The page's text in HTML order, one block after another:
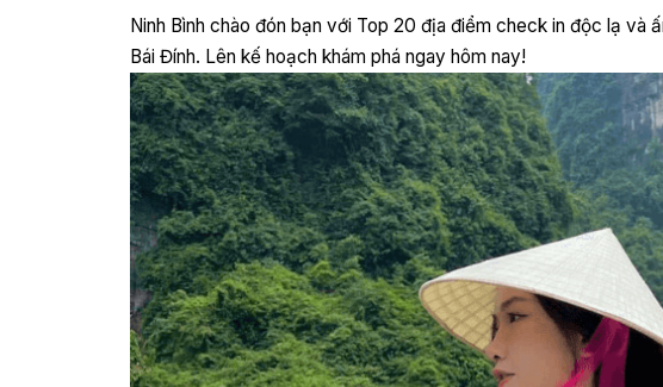
Ninh Bình chào đón bạn với Top 20 địa điểm check in độc lạ và
Bái Đính. Lên kế hoạch khám phá ngay hôm nay!